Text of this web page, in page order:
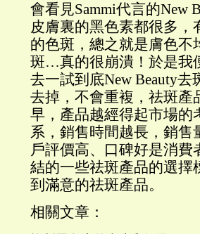
會看見Sammi代言的New
皮膚裏的黑色素都很多
的色斑，總之就是膚色
斑…真的很崩潰！於是我
去一試到底New Beauty
去掉，不會重複，祛斑產
早，產品越經得起市場的
系，銷售時間越長，銷
戶評價高、口碑好是消
結的一些祛斑產品的選擇
到滿意的祛斑產品。
相關文章：